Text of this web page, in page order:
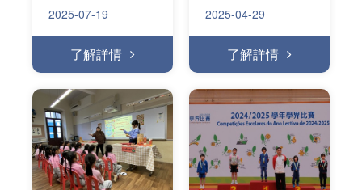
2025-07-19
了解詳情
2025-04-29
了解詳情